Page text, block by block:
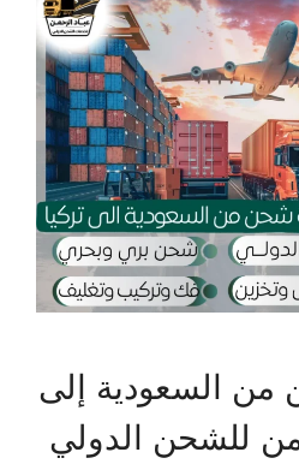
السعودية إلى
للشحن الدولي